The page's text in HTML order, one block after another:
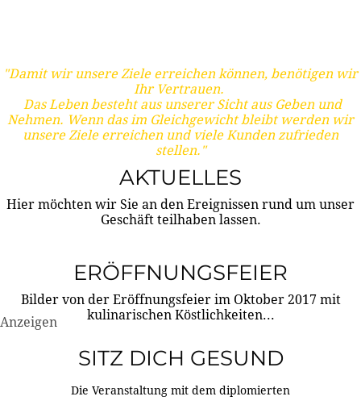
"Damit wir unsere Ziele erreichen können, benötigen wir
Ihr Vertrauen.
Das Leben besteht aus unserer Sicht aus Geben und
Nehmen. Wenn das im Gleichgewicht bleibt werden wir
unsere Ziele erreichen und viele Kunden zufrieden
stellen."
AKTUELLES
Hier möchten wir Sie an den Ereignissen rund um unser
Geschäft teilhaben lassen.
ERÖFFNUNGSFEIER
Bilder von der Eröffnungsfeier im Oktober 2017 mit
kulinarischen Köstlichkeiten...
Anzeigen
SITZ DICH GESUND
Die Veranstaltung mit dem diplomierten